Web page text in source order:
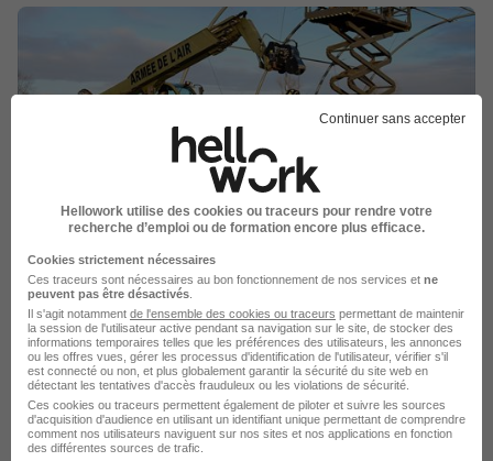
24 Avenue Garibaldi
Localiser le poste
Publiée le 04/08/2026 - Réf : 822059b9-1a95-4509-9aad-
Continuer sans accepter
Hellowork utilise des cookies ou traceurs pour rendre votre
recherche d’emploi ou de formation encore plus efficace.
Cookies strictement nécessaires
Ces traceurs sont nécessaires au bon fonctionnement de nos services et ne
peuvent pas être désactivés
Il s'agit notamment de l'ensemble des cookies ou traceurs permettant de maintenir
la session de l'utilisateur active pendant sa navigation sur le site, de stocker des
informations temporaires telles que les préférences des utilisateurs, les annonces
ou les offres vues, gérer les processus d'identification de l'utilisateur, vérifier s'il
est connecté ou non, et plus globalement garantir la sécurité du site web en
détectant les tentatives d'accès frauduleux ou les violations de sécurité.
Ces cookies ou traceurs permettent également de piloter et suivre les sources
d'acquisition d'audience en utilisant un identifiant unique permettant de comprendre
comment nos utilisateurs naviguent sur nos sites et nos applications en fonction
des différentes sources de trafic.